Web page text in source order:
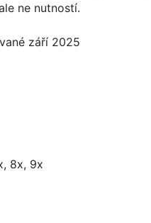
ne nutností.
září 2025
8x, 9x